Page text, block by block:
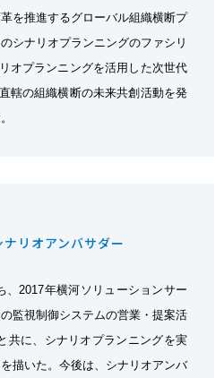
を推進するグローバル組織横断プ
シナリオプランニングのファシリ
オプランニングを活用した次世代
轄の組織横断の未来共創活動を発
リオアンバサダー
2017年横河ソリューションサー
監視制御システムの営業・提案活
共に、シナリオプランニングを実
描いた。今後は、シナリオアンバ